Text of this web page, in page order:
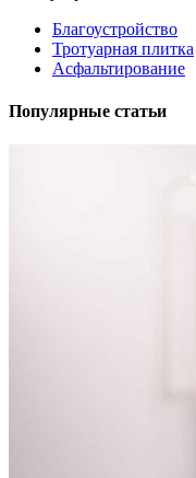
Благоустройство
Тротуарная плитка
Асфальтирование
Популярные статьи